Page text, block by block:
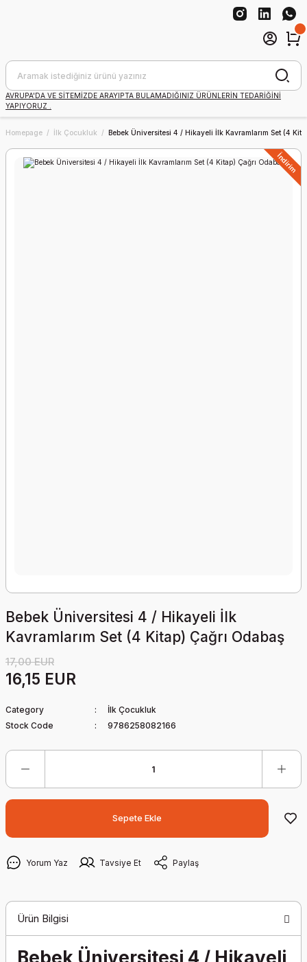
AVRUPA'DA VE SİTEMİZDE ARAYIPTA BULAMADIĞINIZ ÜRÜNLERİN TEDARİĞİNİ
YAPIYORUZ .
Homepage İlk Çocukluk Bebek Üniversitesi 4 / Hikayeli İlk Kavramlarım Set (4
İndirim
Bebek Üniversitesi 4 / Hikayeli İlk
Kavramlarım Set (4 Kitap) Çağrı Odabaş
17,00 EUR
16,15 EUR
Category
İlk Çocukluk
Stock Code
9786258082166
Sepete Ekle
Yorum Yaz Tavsiye Et Paylaş
Ürün Bilgisi
Bebek Üniversitesi 4 / Hikayeli